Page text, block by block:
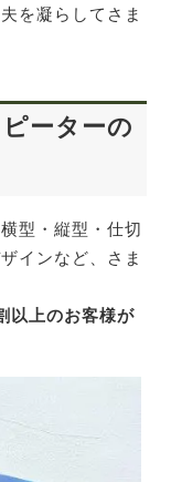
を凝らしてさま
ーターの
型・縦型・仕切
インなど、さま
以上のお客様が